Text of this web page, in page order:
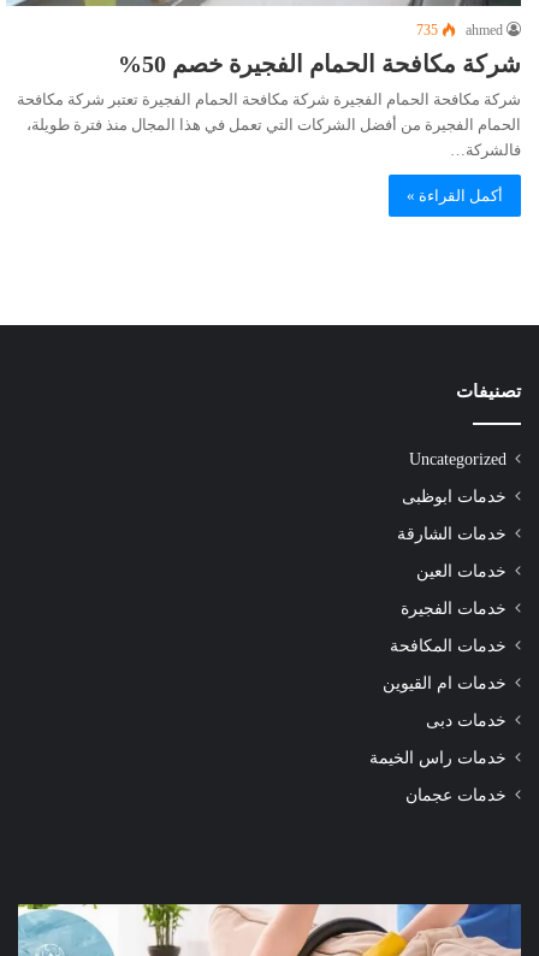
ahmed
735
شركة مكافحة الحمام الفجيرة خصم 50%
شركة مكافحة الحمام الفجيرة شركة مكافحة الحمام الفجيرة تعتبر شركة مكافحة
الحمام الفجيرة من أفضل الشركات التي تعمل في هذا المجال منذ فترة طويلة،
فالشركة…
أكمل القراءة »
تصنيفات
Uncategorized
خدمات ابوظبى
خدمات الشارقة
خدمات العين
خدمات الفجيرة
خدمات المكافحة
خدمات ام القيوين
خدمات دبى
خدمات راس الخيمة
خدمات عجمان
شركة
تنظيف